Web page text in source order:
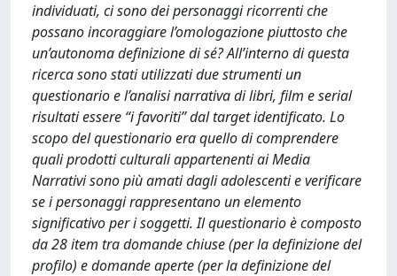
individuati, ci sono dei personaggi ricorrenti che
possano incoraggiare l’omologazione piuttosto che
un’autonoma definizione di sé? All’interno di questa
ricerca sono stati utilizzati due strumenti un
questionario e l’analisi narrativa di libri, film e serial
risultati essere “i favoriti” dal target identificato. Lo
scopo del questionario era quello di comprendere
quali prodotti culturali appartenenti ai Media
Narrativi sono più amati dagli adolescenti e verificare
se i personaggi rappresentano un elemento
significativo per i soggetti. Il questionario è composto
da 28 item tra domande chiuse (per la definizione del
profilo) e domande aperte (per la definizione del